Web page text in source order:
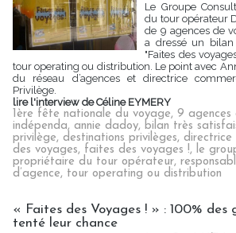
Le Groupe
du tour opérateur
de 9 agences de
a dressé un
"Faites des
tour operating ou distribution. Le point avec
du réseau d’agences et directrice
Privilège.
lire l'interview de Céline EYMERY
1ère fête nationale du voyage, 9 agences
indépenda, annie dadoy, bilan très
privilège, destinations privilèges, directrice
des voyages, faites des voyages !, le
propriétaire du tour opérateur,
d’agence, tour operating ou distribution
« Faites des Voyages ! » : 100% des
tenté leur chance